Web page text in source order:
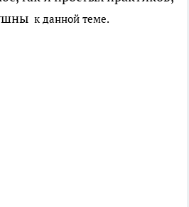
к данной теме.